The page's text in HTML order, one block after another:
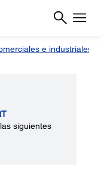
e industriales
siguientes